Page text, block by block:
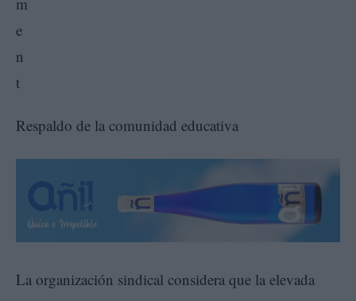
Respaldo de la comunidad educativa
La organización sindical considera que la elevada